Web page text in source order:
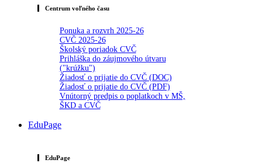
Centrum voľného času
Ponuka a rozvrh 2025-26
CVČ 2025-26
Školský poriadok CVČ
Prihláška do záujmového útvaru
("krúžku")
Žiadosť o prijatie do CVČ (DOC)
Žiadosť o prijatie do CVČ (PDF)
Vnútorný predpis o poplatkoch v MŠ,
ŠKD a CVČ
EduPage
EduPage